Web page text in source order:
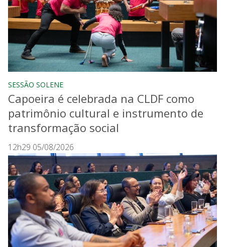
SESSÃO SOLENE
Capoeira é celebrada na CLDF como
patrimônio cultural e instrumento de
transformação social
12h29 05/08/2026